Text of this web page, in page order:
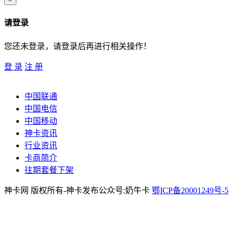
请登录
您还未登录，请登录后再进行相关操作！
登 录 注 册
中国联通
中国电信
中国移动
神卡资讯
行业资讯
卡商简介
往期套餐下架
神卡网 版权所有-神卡发布公众号:奶牛卡 鄂ICP备20001249号-5